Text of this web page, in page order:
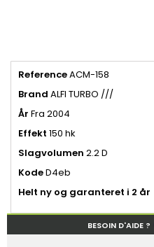
ReferenceACM-158
Brand ALFI TURBO ///
År Fra 2004
Effekt 150 hk
Slagvolumen 2.2 D
KodeD4eb
Helt ny og garanteret i 2 år
BESOIN D'AIDE ?